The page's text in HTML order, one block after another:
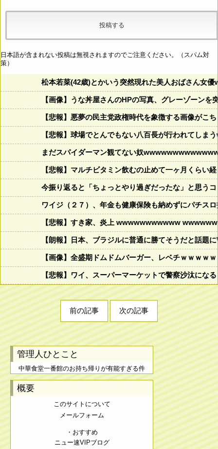
日本語が含まれない投稿は無視されますのでご注意ください。（スパム対
策）
松本若菜(42歳)とかいう突然現れた美人おばさん女優
【画像】うな丼屋さんのHPの写真、グレーゾーンを
【悲報】悪夢の民主党政権時代を象徴する画像がこ
【悲報】球場でとんでもない八百長が行われてし
まだスパイダーマン観てない奴
【悲報】マルチビタミン飲むの止めて一ヶ月くらい
今振り返ると「ちょっとやり過ぎだったな」と思う
ワイジ（２７）、年金も健康保険も納めずにパチス
【悲報】すき家、炎上 wwwwwwwwwww
【朗報】日本、ブラジルに普通に勝てそうだと話題
【画像】全盛期ドムドムバーガー、レベチｗｗｗｗ
【悲報】ワイ、スーパーマーケットで警察沙汰にな
前の記事 次の記事
管理人ひとこと
中華食堂一番館のお持ち帰りが有能すぎる件
概要
このサイトについて
メールフォーム
・おすすめ
ニュー速VIPブログ